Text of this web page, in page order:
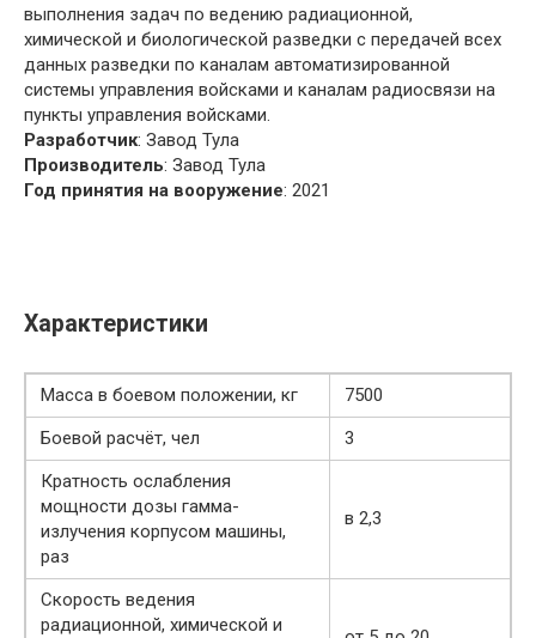
выполнения задач по ведению радиационной,
химической и биологической разведки с передачей всех
данных разведки по каналам автоматизированной
системы управления войсками и каналам радиосвязи на
пункты управления войсками.
Разработчик: Завод Тула
Производитель: Завод Тула
Год принятия на вооружение: 2021
Характеристики
Масса в боевом положении, кг
7500
Боевой расчёт, чел
3
Кратность ослабления
мощности дозы гамма-
излучения корпусом машины,
раз
в 2,3
Скорость ведения
радиационной, химической и